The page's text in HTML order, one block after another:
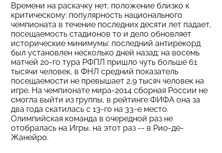
Времени на раскачку нет, положение близко к
критическому: популярность национального
чемпионата в течение последних десяти лет падает,
посещаемость стадионов то и дело обновляет
исторические минимумы: последний антирекорд
был установлен несколько дней назад: на восемь
матчей 20-го тура РФПЛ пришло чуть больше 61
тысячи человек, в ФНЛ средний показатель
посещаемости не превышает 2,9 тысяч человек на
игре. На чемпионате мира-2014 сборная России не
смогла выйти из группы, в рейтинге ФИФА она за
два года скатилась с 13-го на 33-е место.
Олимпийская команда в очередной раз не
отобралась на Игры, на этот раз -- в Рио-де-
Жанейро.